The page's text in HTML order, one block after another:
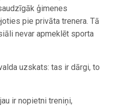
ģimenes
pie privāta trenera. Tā
nevar apmeklēt sporta
­uzskats: tas ir dārgi, to
ir nopietni treniņi,